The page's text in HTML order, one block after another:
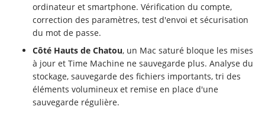
ordinateur et smartphone. Vérification du compte,
correction des paramètres, test d'envoi et sécurisation
du mot de passe.
Côté Hauts de Chatou, un Mac saturé bloque les mises
à jour et Time Machine ne sauvegarde plus. Analyse du
stockage, sauvegarde des fichiers importants, tri des
éléments volumineux et remise en place d'une
sauvegarde régulière.